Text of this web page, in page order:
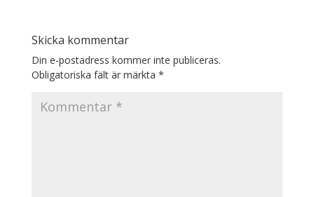
Skicka kommentar
Din e-postadress kommer inte publiceras.
Obligatoriska fält är märkta *